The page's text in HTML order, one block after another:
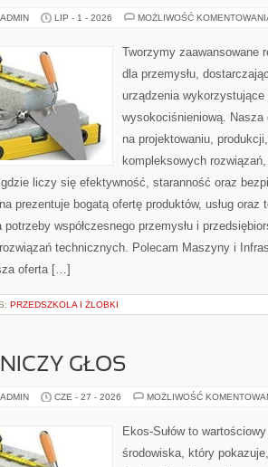
LIP - 1 - 2026 MOŻLIWOŚĆ
Tworzymy zaawansowane
dla przemysłu,
urządzenia wykorzystujące
wysokociśnieniową. Nasza
na projektowaniu,
kompleksowych
liczy się efektywność, staranność oraz
prezentuje bogatą ofertę produktów, usług oraz
potrzeby współczesnego przemysłu i
technicznych. Polecam Maszyny i
oferta […]
PRZEDSZKOLA I ŻLOBKI
GŁOS
CZE - 27 - 2026 MOŻLIWOŚĆ
Ekos-Sułów to
środowiska, który